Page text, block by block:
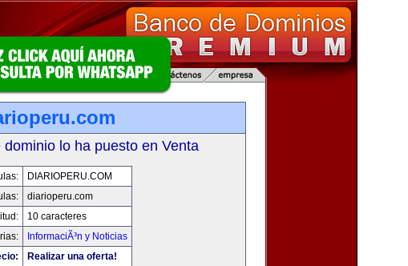
lo ha puesto en Venta
DIARIOPERU.COM
diarioperu.com
10 caracteres
InformaciÃ³n y Noticias
Realizar una oferta!